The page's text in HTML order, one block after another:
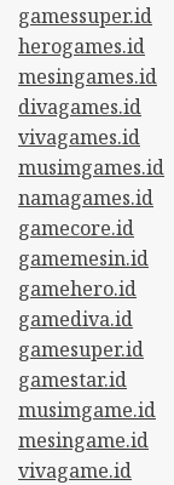
gamessuper.id
herogames.id
mesingames.id
divagames.id
vivagames.id
musimgames.id
namagames.id
gamecore.id
gamemesin.id
gamehero.id
gamediva.id
gamesuper.id
gamestar.id
musimgame.id
mesingame.id
vivagame.id